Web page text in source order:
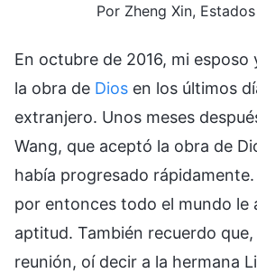
Por Zheng Xin,
En octubre de 2016, mi
la obra de Dios en los últimos
extranjero. Unos meses
Wang, que aceptó la obra de
había progresado
por entonces todo el mundo le
aptitud. También recuerdo que,
reunión, oí decir a la hermana